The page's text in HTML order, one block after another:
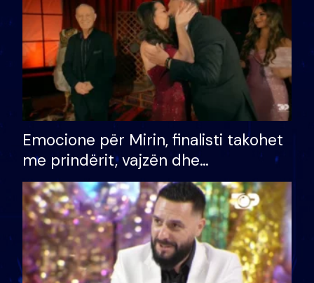
Emocione për Mirin, finalisti takohet
me prindërit, vajzën dhe
bashkëshorten: S’kemi ndonjë letër
divorci apo jo?